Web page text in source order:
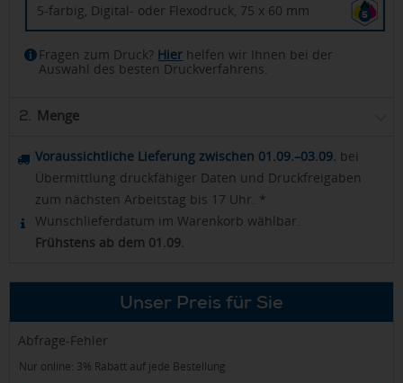
5-farbig, Digital- oder Flexodruck, 75 x 60 mm
Fragen zum Druck? Hier helfen wir Ihnen bei der
Auswahl des besten Druckverfahrens.
2. Menge
Voraussichtliche Lieferung zwischen 01.09.–03.09. bei
Übermittlung druckfähiger Daten und Druckfreigaben
zum nächsten Arbeitstag bis 17 Uhr. *
Wunschlieferdatum im Warenkorb wählbar.
Frühstens ab dem 01.09.
Unser Preis für Sie
Abfrage-Fehler
Nur online: 3% Rabatt auf jede Bestellung